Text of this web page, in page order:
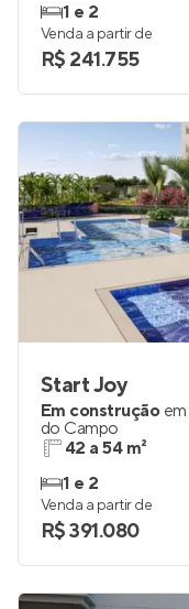
1 e 2
Venda a partir de
R$ 241.755
Start Joy
Em construção em
do Campo
42 a 54 m²
1 e 2
Venda a partir de
R$ 391.080